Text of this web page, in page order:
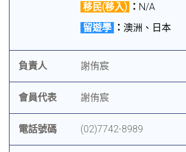
移民(移入) ： N/A
留遊學 ： 澳洲、日本
負責人 謝侑宸
會員代表 謝侑宸
電話號碼 (02)7742-8989